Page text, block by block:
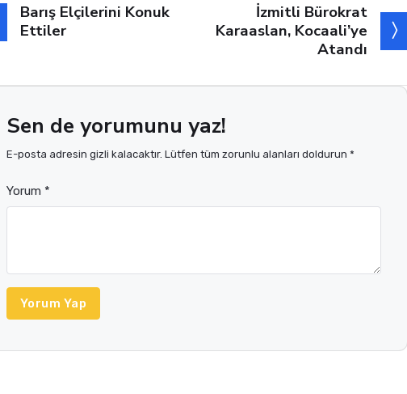
Barış Elçilerini Konuk
Ettiler
İzmitli Bürokrat
Karaaslan, Kocaali’ye
Atandı
Sen de yorumunu yaz!
E-posta adresin gizli kalacaktır. Lütfen tüm zorunlu alanları doldurun *
Yorum *
Yorum Yap